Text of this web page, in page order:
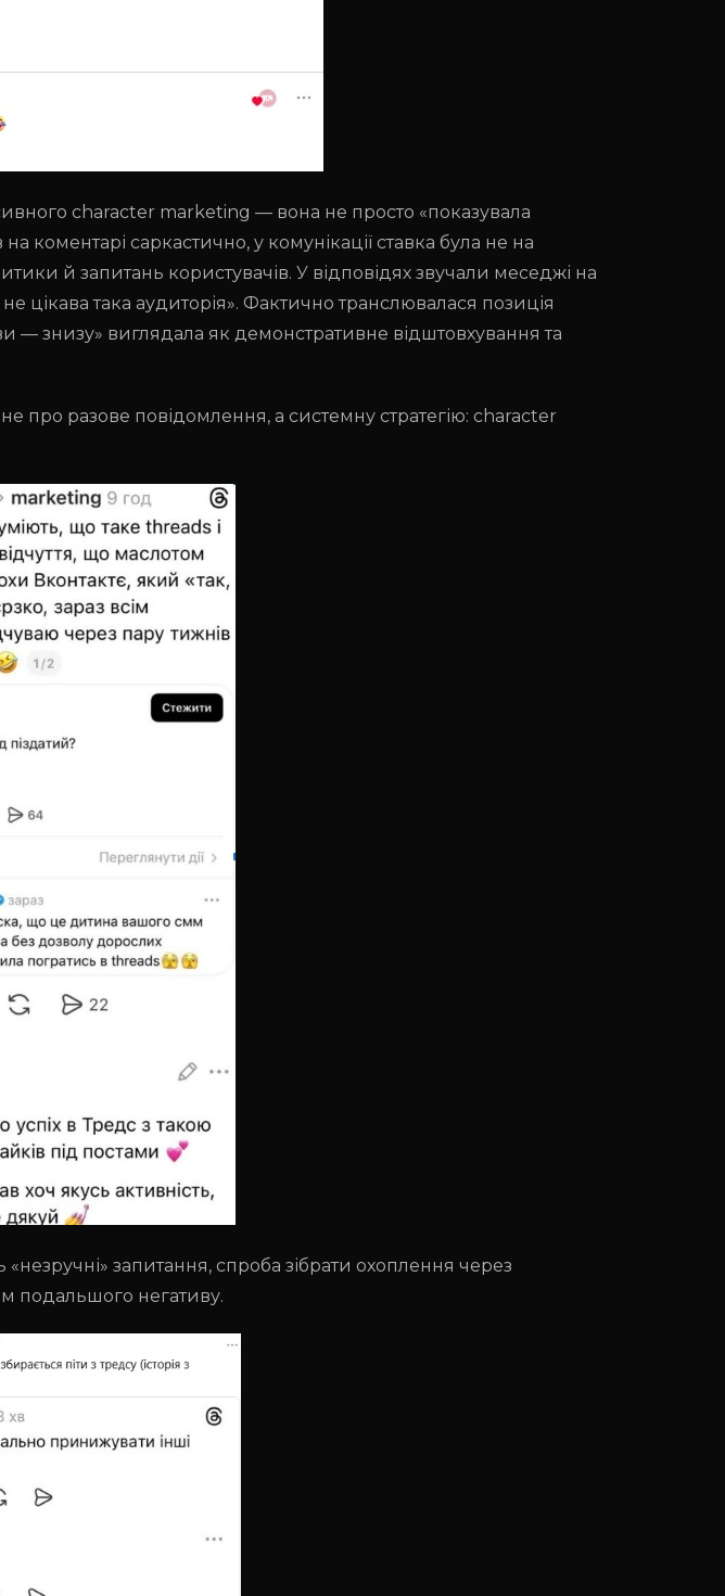
character marketing — вона не просто «показувала
коментарі саркастично, у комунікації ставка була не на
й запитань користувачів. У відповідях звучали меседжі на
цікава така аудиторія». Фактично транслювалася позиція
— знизу» виглядала як демонстративне відштовхування та
про разове повідомлення, а системну стратегію: character
запитання, спроба зібрати охоплення через
подальшого негативу.